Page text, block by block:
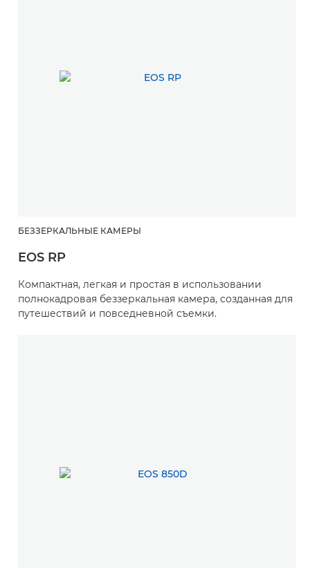
БЕЗЗЕРКАЛЬНЫЕ КАМЕРЫ
EOS RP
Компактная, легкая и простая в использовании
полнокадровая беззеркальная камера, созданная для
путешествий и повседневной съемки.